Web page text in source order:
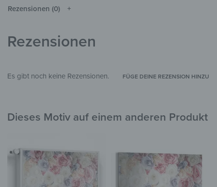
Rezensionen (0)
Rezensionen
Es gibt noch keine Rezensionen. FÜGE DEINE REZENSION HINZU
Dieses Motiv auf einem anderen Produkt